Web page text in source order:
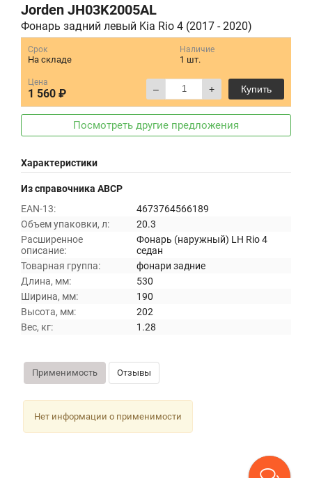
Jorden JH03K2005AL
Фонарь задний левый Kia Rio 4 (2017 - 2020)
Срок
На складе
Наличие
1 шт.
Цена
1 560 ₽ – + Купить
Посмотреть другие предложения
Характеристики
Из справочника ABCP
EAN-13:
4673764566189
Объем упаковки, л:
20.3
Расширенное
описание:
Фонарь (наружный) LH Rio 4
седан
Товарная группа:
фонари задние
Длина, мм:
530
Ширина, мм:
190
Высота, мм:
202
Вес, кг:
1.28
Применимость Отзывы
Нет информации о применимости